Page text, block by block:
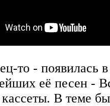
то - появилась
её песен -
В теме